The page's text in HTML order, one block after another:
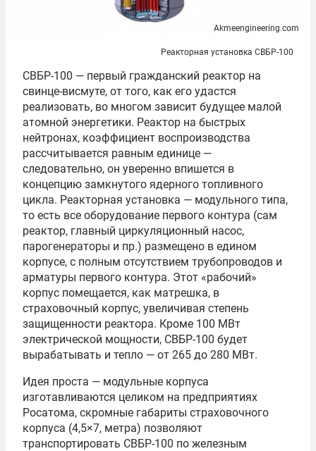
Akmeengineering.com
Реакторная установка СВБР-100
СВБР-100 — первый гражданский реактор на
свинце-висмуте, от того, как его удастся
реализовать, во многом зависит будущее малой
атомной энергетики. Реактор на быстрых
нейтронах, коэффициент воспроизводства
рассчитывается равным единице —
следовательно, он уверенно впишется в
концепцию замкнутого ядерного топливного
цикла. Реакторная установка — модульного типа,
то есть все оборудование первого контура (сам
реактор, главный циркуляционный насос,
парогенераторы и пр.) размещено в едином
корпусе, с полным отсутствием трубопроводов и
арматуры первого контура. Этот «рабочий»
корпус помещается, как матрешка, в
страховочный корпус, увеличивая степень
защищенности реактора. Кроме 100 МВт
электрической мощности, СВБР-100 будет
вырабатывать и тепло — от 265 до 280 МВт.
Идея проста — модульные корпуса
изготавливаются целиком на предприятиях
Росатома, скромные габариты страховочного
корпуса (4,5×7, метра) позволяют
транспортировать СВБР-100 по железным